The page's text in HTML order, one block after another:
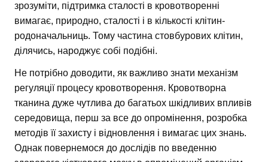
зрозуміти, підтримка сталості в кровотворенні
вимагає, природно, сталості і в кількості клітин-
родоначальниць. Тому частина стовбурових клітин,
ділячись, народжує собі подібні.
Не потрібно доводити, як важливо знати механізм
регуляції процесу кровотворення. Кровотворна
тканина дуже чутлива до багатьох шкідливих впливів
середовища, перш за все до опромінення, розробка
методів її захисту і відновлення і вимагає цих знань.
Однак повернемося до дослідів по введенню